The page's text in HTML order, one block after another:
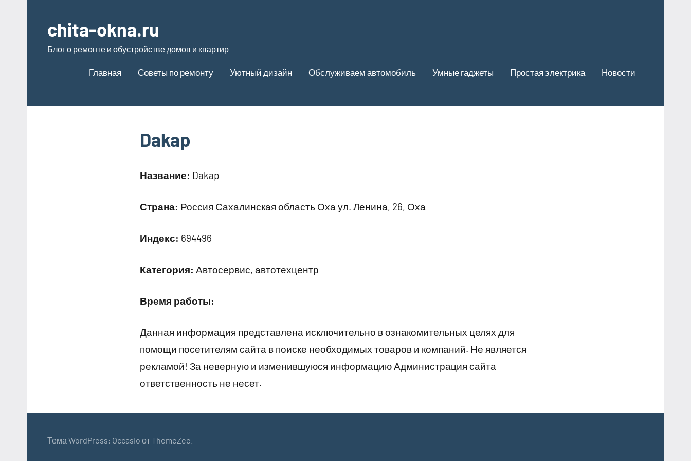
содержимому
chita-okna.ru
Блог о ремонте и обустройстве домов и квартир
Главная Советы по ремонту Уютный дизайн Обслуживаем автомобиль Умные гаджеты Простая электрика Новости
Dakap
Название: Dakap
Страна: Россия Сахалинская область Оха ул. Ленина, 26, Оха
Индекс: 694496
Категория: Автосервис, автотехцентр
Время работы:
Данная информация представлена исключительно в ознакомительных целях для
помощи посетителям сайта в поиске необходимых товаров и компаний. Не является
рекламой! За неверную и изменившуюся информацию Администрация сайта
ответственность не несет.
Тема WordPress: Occasio от ThemeZee.